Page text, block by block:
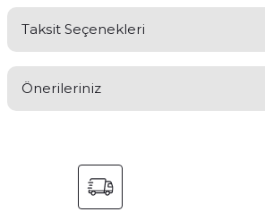
Yorum Yaz
Taksit Seçenekleri
Önerileriniz
konularda yetersiz gördüğünüz noktaları
kullanarak tarafımıza iletebilirsiniz.
Görüş ve önerileriniz için teşekkür ederiz.